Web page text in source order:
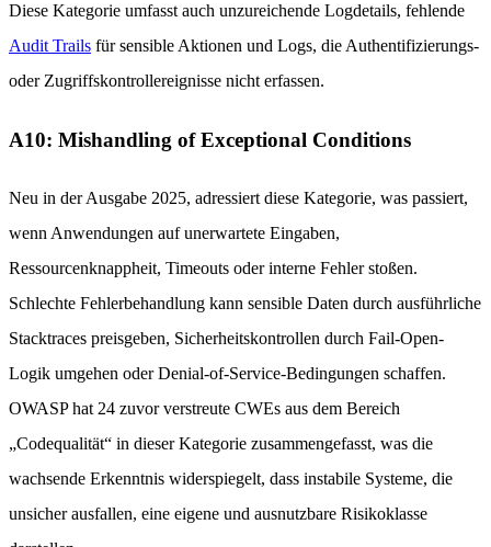
Diese Kategorie umfasst auch unzureichende Logdetails, fehlende
Audit Trails für sensible Aktionen und Logs, die Authentifizierungs-
oder Zugriffskontrollereignisse nicht erfassen.
A10: Mishandling of Exceptional Conditions
Neu in der Ausgabe 2025, adressiert diese Kategorie, was passiert,
wenn Anwendungen auf unerwartete Eingaben,
Ressourcenknappheit, Timeouts oder interne Fehler stoßen.
Schlechte Fehlerbehandlung kann sensible Daten durch ausführliche
Stacktraces preisgeben, Sicherheitskontrollen durch Fail-Open-
Logik umgehen oder Denial-of-Service-Bedingungen schaffen.
OWASP hat 24 zuvor verstreute CWEs aus dem Bereich
„Codequalität“ in dieser Kategorie zusammengefasst, was die
wachsende Erkenntnis widerspiegelt, dass instabile Systeme, die
unsicher ausfallen, eine eigene und ausnutzbare Risikoklasse